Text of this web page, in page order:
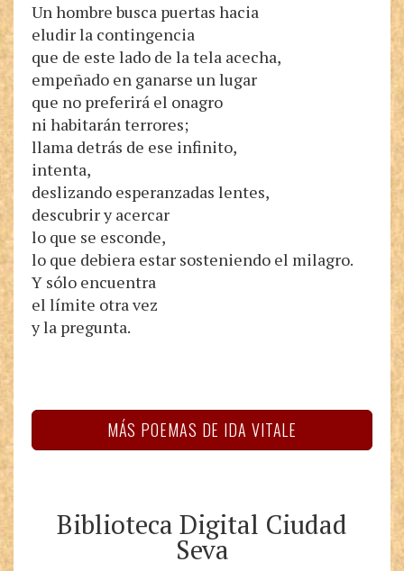
Un hombre busca puertas hacia
eludir la contingencia
que de este lado de la tela acecha,
empeñado en ganarse un lugar
que no preferirá el onagro
ni habitarán terrores;
llama detrás de ese infinito,
intenta,
deslizando esperanzadas lentes,
descubrir y acercar
lo que se esconde,
lo que debiera estar sosteniendo el milagro.
Y sólo encuentra
el límite otra vez
y la pregunta.
MÁS POEMAS DE IDA VITALE
Biblioteca Digital Ciudad
Seva